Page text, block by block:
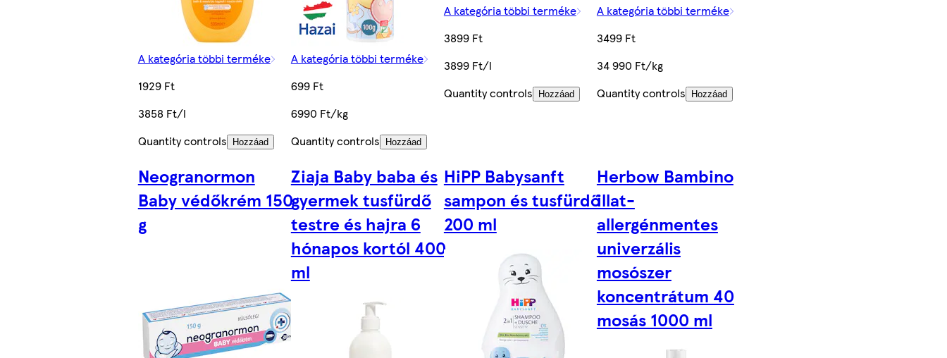
A kategória többi terméke
1929 Ft
3858 Ft/l
Quantity controls
Hozzáad
A kategória többi terméke
699 Ft
6990 Ft/kg
Quantity controls
Hozzáad
A kategória többi terméke
3899 Ft
3899 Ft/l
Quantity controls
Hozzáad
A kategória többi terméke
3499 Ft
34 990 Ft/kg
Quantity controls
Hozzáad
Neogranormon
Baby védőkrém 150
g
Ziaja Baby baba és
gyermek tusfürdő
testre és hajra 6
hónapos kortól 400
ml
HiPP Babysanft
sampon és tusfürdő
200 ml
Herbow Bambino
illat-
allergénmentes
univerzális
mosószer
koncentrátum 40
mosás 1000 ml